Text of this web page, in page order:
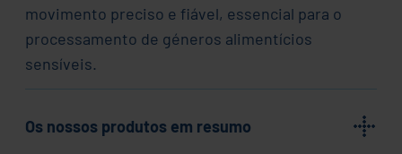
movimento preciso e fiável, essencial para o
processamento de géneros alimentícios
sensíveis.
Os nossos produtos em resumo